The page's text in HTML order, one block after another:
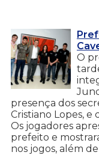
O
presença dos
Cristiano Lopes, e
Os jogadores
prefeito e
nos jogos, além